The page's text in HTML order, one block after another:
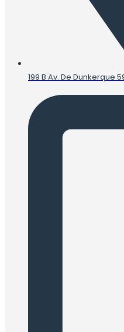
199 B Av. De Dunkerque